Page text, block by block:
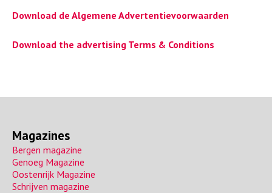
u
m
d
a
Download de Algemene Advertentievoorwaarden
Download the advertising Terms & Conditions
Magazines
Bergen magazine
Genoeg Magazine
Oostenrijk Magazine
Schrijven magazine